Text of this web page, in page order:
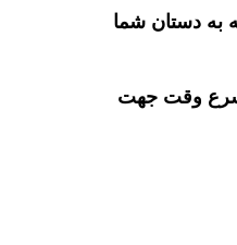
به دستان شما
اسرع وقت جهت